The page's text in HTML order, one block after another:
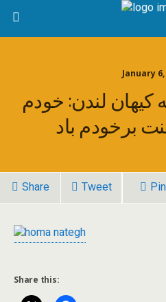
January 6,
کیهان لندن: خودم
Share Tweet Pin
Share this: